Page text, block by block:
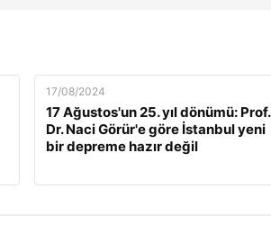
17/08/2024
17 Ağustos'un 25. yıl dönümü: Prof.
Dr. Naci Görür'e göre İstanbul yeni
bir depreme hazır değil